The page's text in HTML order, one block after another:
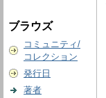
ブラウズ
コミュニティ/
コレクション
発行日
著者